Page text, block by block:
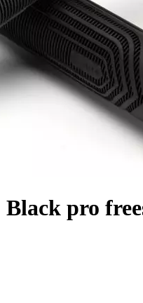
pro